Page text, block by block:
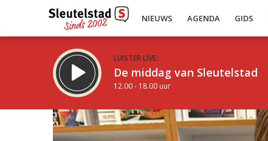
NIEUWS AGENDA GIDS
LUISTER LIVE:
De middag van Sleutelstad
12.00 - 18.00 uur